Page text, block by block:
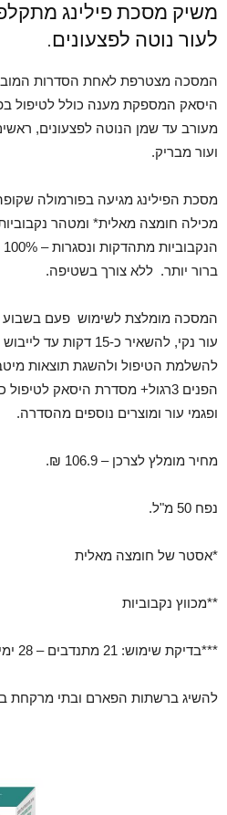
משיק מסכת פילינג
לעור נוטה לפצעונים.
המסכה מצטרפת לאחת הסדרות
היסאק המספקת מענה כולל לטיפול
מעורב עד שמן הנוטה לפצעונים,
ועור מבריק.
מסכת הפילינג מגיעה בפורמולה
מכילה חומצה מאלית* ומטהר
ברור יותר. ללא צורך בשטיפה.
המסכה מומלצת לשימוש פעם
עור נקי, להשאיר כ-15
להשלמת הטיפול ולהשגת תוצאות
הפנים 3רגול+ מסדרת היסאק
ופגמי עור ומוצרים נוספים מהסדרה.
מחיר מומלץ לצרכן – 106.9 ₪.
נפח 50 מ"ל.
*אסטר של חומצה מאלית
**מכווץ נקבוביות
***בדיקת שימוש: 21 מתנדבים – 28 ימים: % שביעות רצון.
להשיג ברשתות הפארם ובתי מרקחת